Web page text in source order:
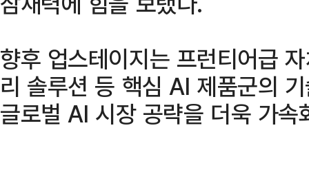
향후 업스테이지는 프런티어급
리 솔루션 등 핵심 AI 제품군의
글로벌 AI 시장 공략을 더욱 가속